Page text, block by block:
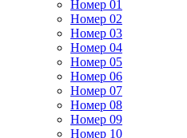
Номер 01
Номер 02
Номер 03
Номер 04
Номер 05
Номер 06
Номер 07
Номер 08
Номер 09
Номер 10